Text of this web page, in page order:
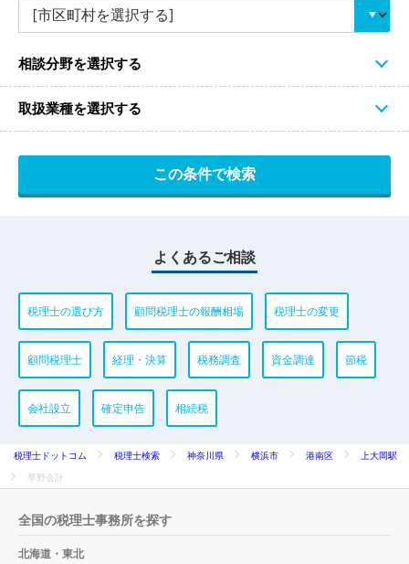
相談分野を選択する
取扱業種を選択する
よくあるご相談
税理士の選び方 顧問税理士の報酬相場 税理士の変更
顧問税理士 経理・決算 税務調査 資金調達 節税
会社設立 確定申告 相続税
税理士ドットコム 税理士検索 神奈川県 横浜市 港南区
上大岡駅
早野会計
全国の税理士事務所を探す
北海道・東北